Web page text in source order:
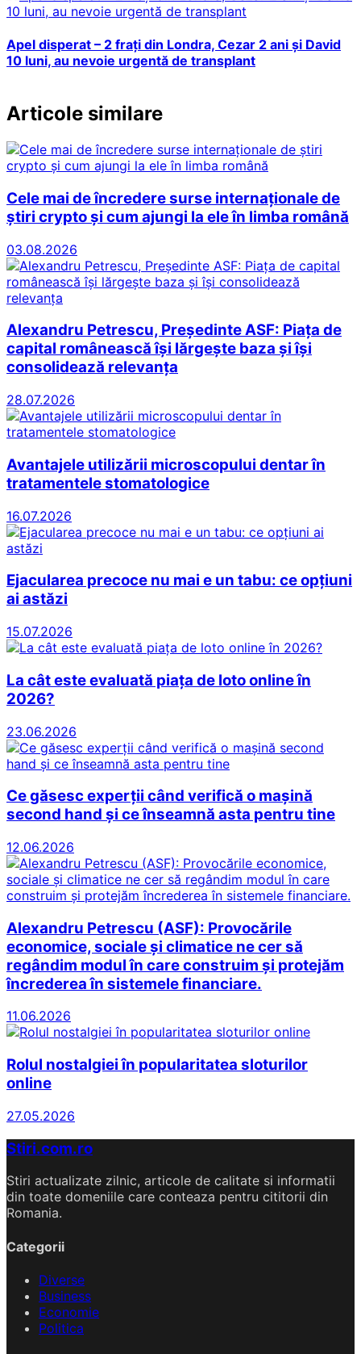
Apel disperat – 2 frați din Londra, Cezar 2 ani și David
10 luni, au nevoie urgentă de transplant
Articole similare
Cele mai de încredere surse internaționale de
știri crypto și cum ajungi la ele în limba română
03.08.2026
Alexandru Petrescu, Președinte ASF: Piața de
capital românească își lărgește baza și își
consolidează relevanța
28.07.2026
Avantajele utilizării microscopului dentar în
tratamentele stomatologice
16.07.2026
Ejacularea precoce nu mai e un tabu: ce opțiuni
ai astăzi
15.07.2026
La cât este evaluată piața de loto online în
2026?
23.06.2026
Ce găsesc experții când verifică o mașină
second hand și ce înseamnă asta pentru tine
12.06.2026
Alexandru Petrescu (ASF): Provocările
economice, sociale și climatice ne cer să
regândim modul în care construim și protejăm
încrederea în sistemele financiare.
11.06.2026
Rolul nostalgiei în popularitatea sloturilor
online
27.05.2026
Stiri.com.ro
Stiri actualizate zilnic, articole de calitate si informatii
din toate domeniile care conteaza pentru cititorii din
Romania.
Categorii
Diverse
Business
Economie
Politica